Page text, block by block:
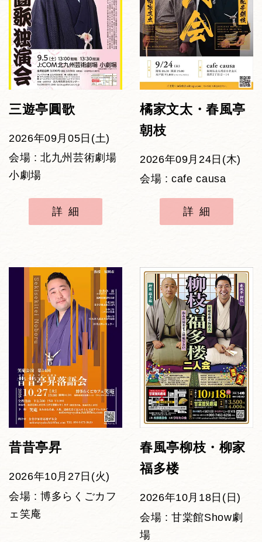
三遊亭圓歌
2026年09月05日(土)
会場 : 北九州芸術劇場
小劇場
詳細
橘家文太・春風亭
朝枝
2026年09月24日(木)
会場 : cafe causa
詳細
昔昔亭昇
2026年10月27日(火)
会場 : 博多らくごカフ
ェ笑庵
春風亭柳枝・柳家
福多楼
2026年10月18日(日)
会場 : 甘棠館Show劇
場